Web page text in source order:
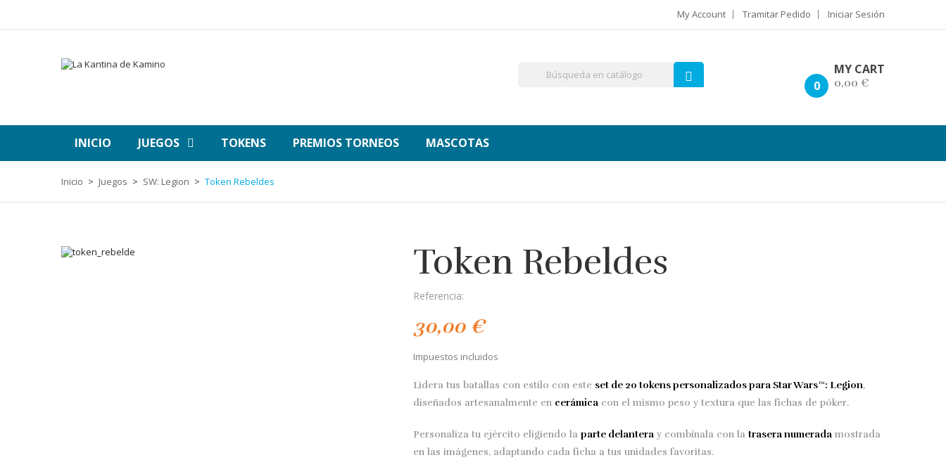
My Account Tramitar Pedido Iniciar Sesión
MY CART
0
0,00 €
INICIO JUEGOS TOKENS PREMIOS TORNEOS MASCOTAS
Inicio Juegos SW: Legion Token Rebeldes
Token Rebeldes
Referencia:
30,00 €
Impuestos incluidos
Lidera tus batallas con estilo con este set de 20 tokens personalizados para Star Wars™: Legion,
diseñados artesanalmente en cerámica con el mismo peso y textura que las fichas de póker.
Personaliza tu ejército eligiendo laparte delantera y combínala con la trasera numerada mostrada
en las imágenes, adaptando cada ficha a tus unidades favoritas.